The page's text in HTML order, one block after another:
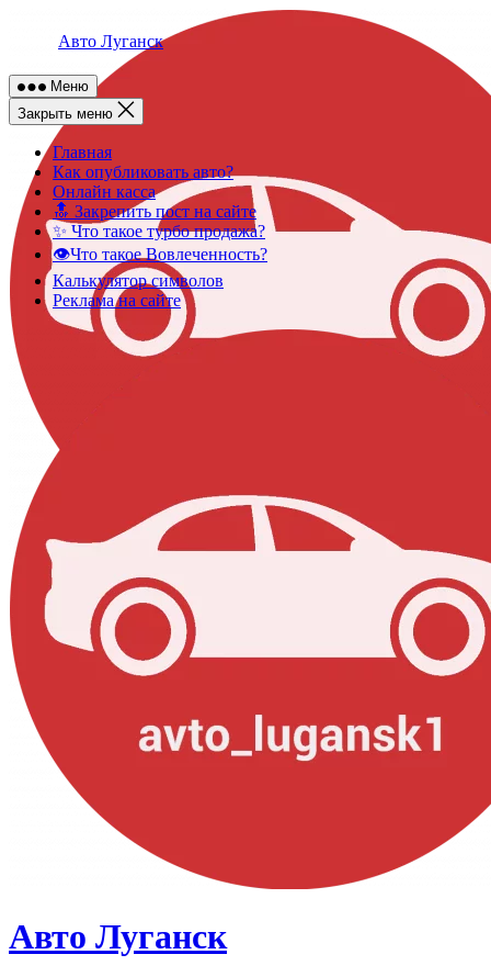
Авто Луганск
Меню
Закрыть меню
Главная
Как опубликовать авто?
Онлайн касса
🔝 Закрепить пост на сайте
✨ Что такое турбо продажа?
👁️Что такое Вовлеченность?
Калькулятор символов
Реклама на сайте
Авто Луганск